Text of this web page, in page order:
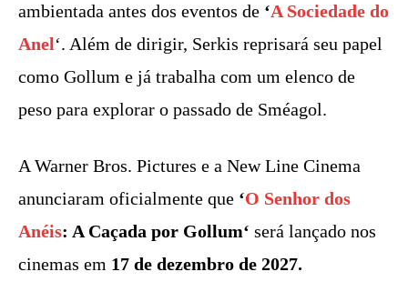
ambientada antes dos eventos de ‘A Sociedade do
Anel‘. Além de dirigir, Serkis reprisará seu papel
como Gollum e já trabalha com um elenco de
peso para explorar o passado de Sméagol.
A Warner Bros. Pictures e a New Line Cinema
anunciaram oficialmente que ‘O Senhor dos
Anéis: A Caçada por Gollum‘ será lançado nos
cinemas em 17 de dezembro de 2027.